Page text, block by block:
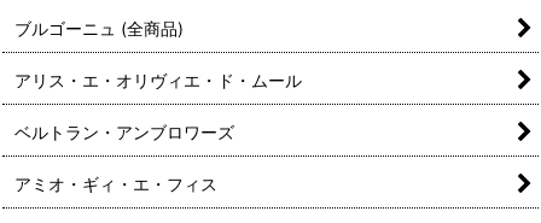
ブルゴーニュ (全商品)
アリス・エ・オリヴィエ・ド・ムール
ベルトラン・アンブロワーズ
アミオ・ギィ・エ・フィス